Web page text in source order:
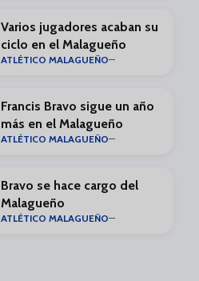
Varios jugadores acaban su
ciclo en el Malagueño
ATLÉTICO MALAGUEÑO
Francis Bravo sigue un año
más en el Malagueño
ATLÉTICO MALAGUEÑO
Bravo se hace cargo del
Malagueño
ATLÉTICO MALAGUEÑO